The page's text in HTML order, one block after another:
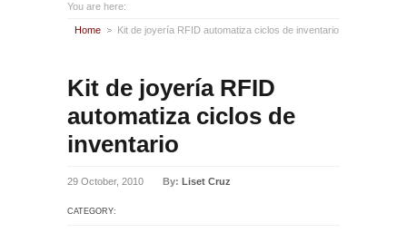
You are here:
Home Kit de joyería RFID automatiza ciclos de inventario
Kit de joyería RFID
automatiza ciclos de
inventario
29 October, 2010 By: Liset Cruz
CATEGORY: